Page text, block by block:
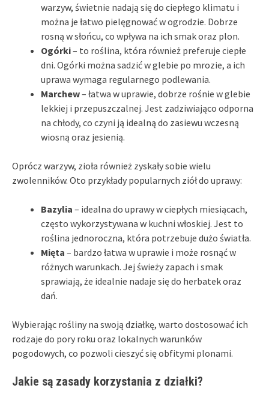
warzyw, świetnie nadają się do ciepłego klimatu i
można je łatwo pielęgnować w ogrodzie. Dobrze
rosną w słońcu, co wpływa na ich smak oraz plon.
Ogórki– to roślina, która również preferuje ciepłe
dni. Ogórki można sadzić w glebie po mrozie, a ich
uprawa wymaga regularnego podlewania.
Marchew– łatwa w uprawie, dobrze rośnie w glebie
lekkiej i przepuszczalnej. Jest zadziwiająco odporna
na chłody, co czyni ją idealną do zasiewu wczesną
wiosną oraz jesienią.
Oprócz warzyw, zioła również zyskały sobie wielu
zwolenników. Oto przykłady popularnych ziół do uprawy:
Bazylia – idealna do uprawy w ciepłych miesiącach,
często wykorzystywana w kuchni włoskiej. Jest to
roślina jednoroczna, która potrzebuje dużo światła.
Mięta – bardzo łatwa w uprawie i może rosnąć w
różnych warunkach. Jej świeży zapach i smak
sprawiają, że idealnie nadaje się do herbatek oraz
dań.
Wybierając rośliny na swoją działkę, warto dostosować ich
rodzaje do pory roku oraz lokalnych warunków
pogodowych, co pozwoli cieszyć się obfitymi plonami.
Jakie są zasady korzystania z działki?